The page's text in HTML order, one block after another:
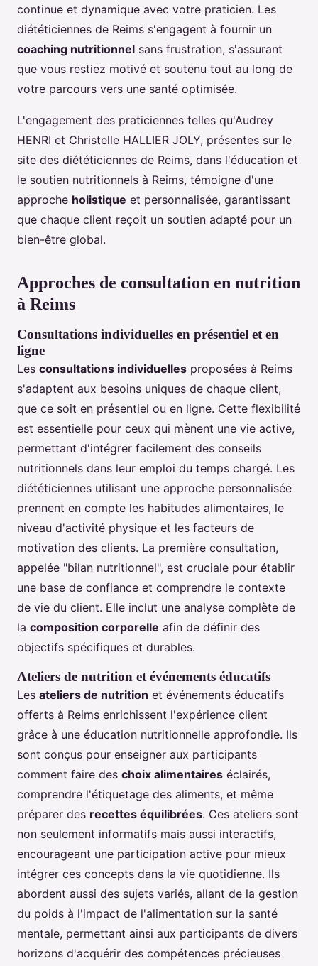
continue et dynamique avec votre praticien. Les
diététiciennes de Reims s'engagent à fournir un
coaching nutritionnel sans frustration, s'assurant
que vous restiez motivé et soutenu tout au long de
votre parcours vers une santé optimisée.
L'engagement des praticiennes telles qu'Audrey
HENRI et Christelle HALLIER JOLY, présentes sur le
site des diététiciennes de Reims, dans l'éducation et
le soutien nutritionnels à Reims, témoigne d'une
approche holistique et personnalisée, garantissant
que chaque client reçoit un soutien adapté pour un
bien-être global.
Approches de consultation en nutrition
à Reims
Consultations individuelles en présentiel et en
ligne
Les consultations individuelles proposées à Reims
s'adaptent aux besoins uniques de chaque client,
que ce soit en présentiel ou en ligne. Cette flexibilité
est essentielle pour ceux qui mènent une vie active,
permettant d'intégrer facilement des conseils
nutritionnels dans leur emploi du temps chargé. Les
diététiciennes utilisant une approche personnalisée
prennent en compte les habitudes alimentaires, le
niveau d'activité physique et les facteurs de
motivation des clients. La première consultation,
appelée "bilan nutritionnel", est cruciale pour établir
une base de confiance et comprendre le contexte
de vie du client. Elle inclut une analyse complète de
la composition corporelle afin de définir des
objectifs spécifiques et durables.
Ateliers de nutrition et événements éducatifs
Les ateliers de nutrition et événements éducatifs
offerts à Reims enrichissent l'expérience client
grâce à une éducation nutritionnelle approfondie. Ils
sont conçus pour enseigner aux participants
comment faire des choix alimentaires éclairés,
comprendre l'étiquetage des aliments, et même
préparer des recettes équilibrées. Ces ateliers sont
non seulement informatifs mais aussi interactifs,
encourageant une participation active pour mieux
intégrer ces concepts dans la vie quotidienne. Ils
abordent aussi des sujets variés, allant de la gestion
du poids à l'impact de l'alimentation sur la santé
mentale, permettant ainsi aux participants de divers
horizons d'acquérir des compétences précieuses